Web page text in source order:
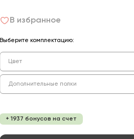
В избранное
Выберите комплектацию:
Цвет
Дополнительные полки
+ 1937 бонусов на счет